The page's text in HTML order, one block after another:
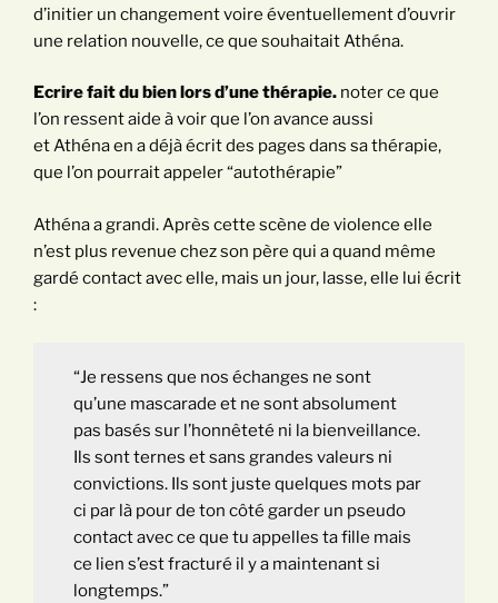
d’initier un changement voire éventuellement d’ouvrir
une relation nouvelle, ce que souhaitait Athéna.
Ecrire fait du bien lors d’une thérapie. noter ce que
l’on ressent aide à voir que l’on avance aussi
et Athéna en a déjà écrit des pages dans sa thérapie,
que l’on pourrait appeler “autothérapie”
Athéna a grandi. Après cette scène de violence elle
n’est plus revenue chez son père qui a quand même
gardé contact avec elle, mais un jour, lasse, elle lui écrit
:
“Je ressens que nos échanges ne sont
qu’une mascarade et ne sont absolument
pas basés sur l’honnêteté ni la bienveillance.
Ils sont ternes et sans grandes valeurs ni
convictions. Ils sont juste quelques mots par
ci par là pour de ton côté garder un pseudo
contact avec ce que tu appelles ta fille mais
ce lien s’est fracturé il y a maintenant si
longtemps.”